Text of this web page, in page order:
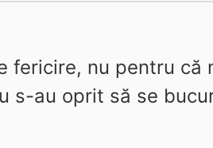
fericire, nu pentru că
s-au oprit să se